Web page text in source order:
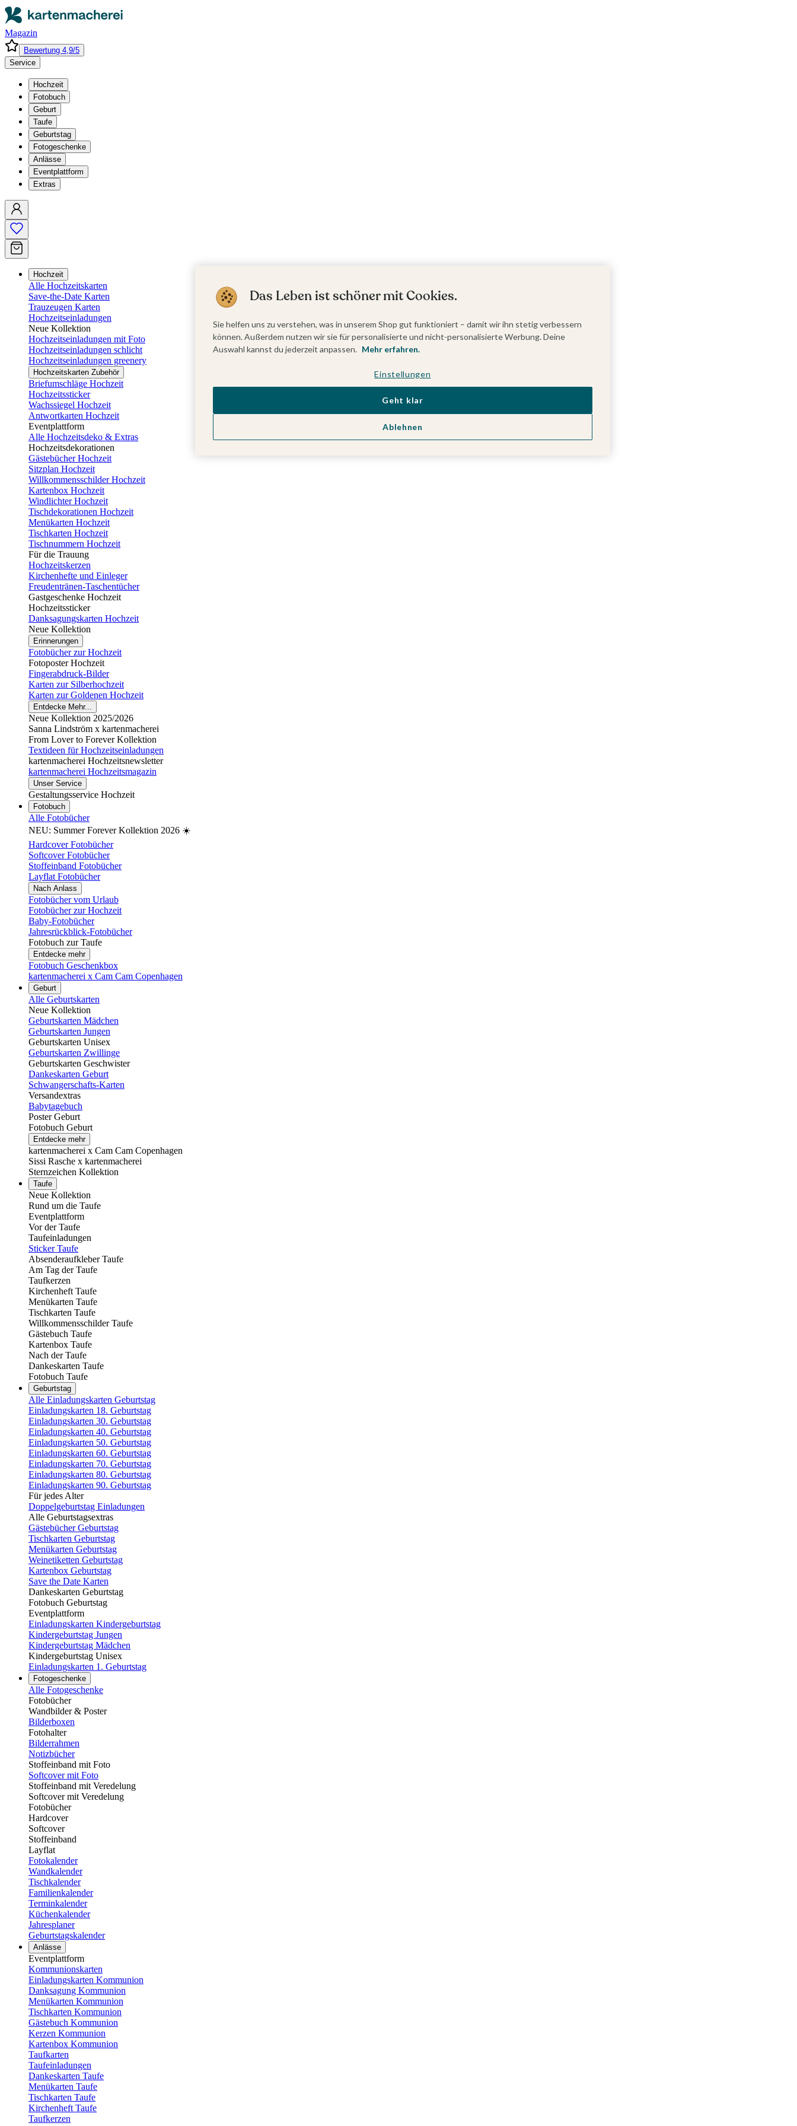
Magazin
Bewertung 4,9/5
Service
Hochzeit
Fotobuch
Geburt
Taufe
Geburtstag
Fotogeschenke
Anlässe
Eventplattform
Extras
Hochzeit
Alle Hochzeitskarten
Save-the-Date Karten
Trauzeugen Karten
Hochzeitseinladungen
Neue Kollektion
Hochzeitseinladungen mit Foto
Hochzeitseinladungen schlicht
Hochzeitseinladungen greenery
Hochzeitskarten Zubehör
Briefumschläge Hochzeit
Hochzeitssticker
Wachssiegel Hochzeit
Antwortkarten Hochzeit
Eventplattform
Alle Hochzeitsdeko & Extras
Hochzeitsdekorationen
Gästebücher Hochzeit
Sitzplan Hochzeit
Willkommensschilder Hochzeit
Kartenbox Hochzeit
Windlichter Hochzeit
Tischdekorationen Hochzeit
Menükarten Hochzeit
Tischkarten Hochzeit
Tischnummern Hochzeit
Für die Trauung
Hochzeitskerzen
Kirchenhefte und Einleger
Freudentränen-Taschentücher
Gastgeschenke Hochzeit
Hochzeitssticker
Danksagungskarten Hochzeit
Neue Kollektion
Erinnerungen
Fotobücher zur Hochzeit
Fotoposter Hochzeit
Fingerabdruck-Bilder
Karten zur Silberhochzeit
Karten zur Goldenen Hochzeit
Entdecke Mehr...
Neue Kollektion 2025/2026
Sanna Lindström x kartenmacherei
From Lover to Forever Kollektion
Textideen für Hochzeitseinladungen
kartenmacherei Hochzeitsnewsletter
kartenmacherei Hochzeitsmagazin
Unser Service
Gestaltungsservice Hochzeit
Fotobuch
Alle Fotobücher
NEU: Summer Forever Kollektion 2026 ☀️
Hardcover Fotobücher
Softcover Fotobücher
Stoffeinband Fotobücher
Layflat Fotobücher
Nach Anlass
Fotobücher vom Urlaub
Fotobücher zur Hochzeit
Baby-Fotobücher
Jahresrückblick-Fotobücher
Fotobuch zur Taufe
Entdecke mehr
Fotobuch Geschenkbox
kartenmacherei x Cam Cam Copenhagen
Geburt
Alle Geburtskarten
Neue Kollektion
Geburtskarten Mädchen
Geburtskarten Jungen
Geburtskarten Unisex
Geburtskarten Zwillinge
Geburtskarten Geschwister
Dankeskarten Geburt
Schwangerschafts-Karten
Versandextras
Babytagebuch
Poster Geburt
Fotobuch Geburt
Entdecke mehr
kartenmacherei x Cam Cam Copenhagen
Sissi Rasche x kartenmacherei
Sternzeichen Kollektion
Taufe
Neue Kollektion
Rund um die Taufe
Eventplattform
Vor der Taufe
Taufeinladungen
Sticker Taufe
Absenderaufkleber Taufe
Am Tag der Taufe
Taufkerzen
Kirchenheft Taufe
Menükarten Taufe
Tischkarten Taufe
Willkommensschilder Taufe
Gästebuch Taufe
Kartenbox Taufe
Nach der Taufe
Dankeskarten Taufe
Fotobuch Taufe
Geburtstag
Alle Einladungskarten Geburtstag
Einladungskarten 18. Geburtstag
Einladungskarten 30. Geburtstag
Einladungskarten 40. Geburtstag
Einladungskarten 50. Geburtstag
Einladungskarten 60. Geburtstag
Einladungskarten 70. Geburtstag
Einladungskarten 80. Geburtstag
Einladungskarten 90. Geburtstag
Für jedes Alter
Doppelgeburtstag Einladungen
Alle Geburtstagsextras
Gästebücher Geburtstag
Tischkarten Geburtstag
Menükarten Geburtstag
Weinetiketten Geburtstag
Kartenbox Geburtstag
Save the Date Karten
Dankeskarten Geburtstag
Fotobuch Geburtstag
Eventplattform
Einladungskarten Kindergeburtstag
Kindergeburtstag Jungen
Kindergeburtstag Mädchen
Kindergeburtstag Unisex
Einladungskarten 1. Geburtstag
Fotogeschenke
Alle Fotogeschenke
Fotobücher
Wandbilder & Poster
Bilderboxen
Fotohalter
Bilderrahmen
Notizbücher
Stoffeinband mit Foto
Softcover mit Foto
Stoffeinband mit Veredelung
Softcover mit Veredelung
Fotobücher
Hardcover
Softcover
Stoffeinband
Layflat
Fotokalender
Wandkalender
Tischkalender
Familienkalender
Terminkalender
Küchenkalender
Jahresplaner
Geburtstagskalender
Anlässe
Eventplattform
Kommunionskarten
Einladungskarten Kommunion
Danksagung Kommunion
Menükarten Kommunion
Tischkarten Kommunion
Gästebuch Kommunion
Kerzen Kommunion
Kartenbox Kommunion
Taufkarten
Taufeinladungen
Dankeskarten Taufe
Menükarten Taufe
Tischkarten Taufe
Kirchenheft Taufe
Taufkerzen
Das Leben ist schöner mit Cookies.
Sie helfen uns zu verstehen, was in unserem Shop gut funktioniert – damit wir ihn stetig verbessern
können. Außerdem nutzen wir sie für personalisierte und nicht-personalisierte Werbung. Deine
Auswahl kannst du jederzeit anpassen. Mehr erfahren.
Einstellungen
Ablehnen
Geht klar